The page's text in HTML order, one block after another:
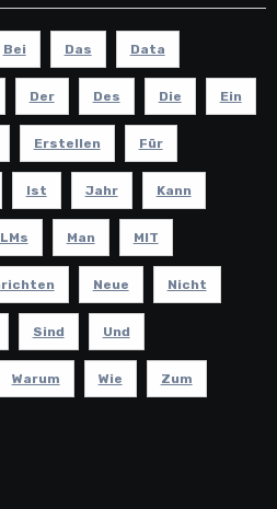
Bei Das Data
Der Des Die Ein
Erstellen Für
Ist Jahr Kann
Man MIT
Neue Nicht
Sind Und
Warum Wie Zum